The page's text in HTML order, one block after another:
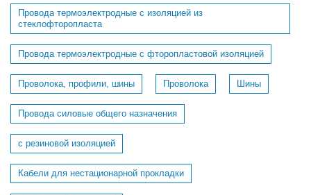
Провода термоэлектродные с изоляцией из
стеклофторопласта
Провода термоэлектродные с фторопластовой изоляцией
Проволока, профили, шины Проволока Шины
Провода силовые общего назначения
с резиновой изоляцией
Кабели для нестационарной прокладки